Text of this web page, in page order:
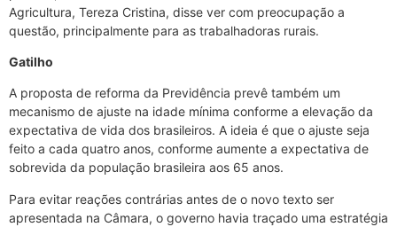
Agricultura, Tereza Cristina, disse ver com preocupação a
questão, principalmente para as trabalhadoras rurais.
Gatilho
A proposta de reforma da Previdência prevê também um
mecanismo de ajuste na idade mínima conforme a elevação da
expectativa de vida dos brasileiros. A ideia é que o ajuste seja
feito a cada quatro anos, conforme aumente a expectativa de
sobrevida da população brasileira aos 65 anos.
Para evitar reações contrárias antes de o novo texto ser
apresentada na Câmara, o governo havia traçado uma estratégia